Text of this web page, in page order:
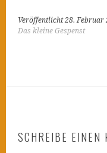
Veröffentlicht28. Februar
Das kleine Gespenst
SCHREIBE EINEN